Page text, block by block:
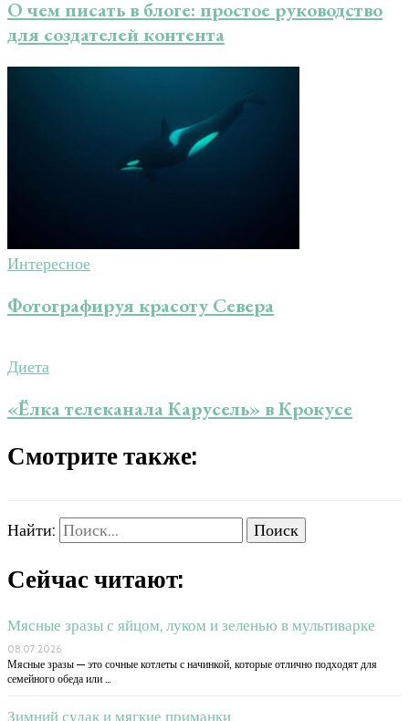
О чем писать в блоге: простое руководство
для создателей контента
Интересное
Фотографируя красоту Севера
Диета
«Ёлка телеканала Карусель» в Крокусе
Смотрите также:
Найти:
Сейчас читают:
Мясные зразы с яйцом, луком и зеленью в мультиварке
08.07.2026
Мясные зразы — это сочные котлеты с начинкой, которые отлично подходят для
семейного обеда или …
Зимний судак и мягкие приманки